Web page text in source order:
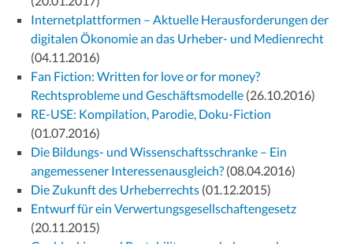
Internetplattformen – Aktuelle Herausforderungen der
digitalen Ökonomie an das Urheber- und Medienrecht
(04.11.2016)
Fan Fiction: Written for love or for money?
Rechtsprobleme und Geschäftsmodelle (26.10.2016)
RE-USE: Kompilation, Parodie, Doku-Fiction
(01.07.2016)
Die Bildungs- und Wissenschaftsschranke – Ein
angemessener Interessenausgleich? (08.04.2016)
Die Zukunft des Urheberrechts (01.12.2015)
Entwurf für ein Verwertungsgesellschaftengesetz
(20.11.2015)